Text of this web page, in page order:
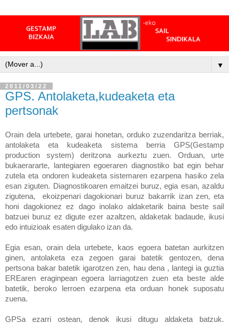
▼
2011/03/22
GPS. Antolaketa,kudeaketa eta
pertsonak
Orain dela urtebete, garai honetan, orduko zuzendaritza berriak,
antolaketa eta kudeaketa sistema berria GPS(Gestamp
production system) deritzona aurkeztu zuen. Orduan, urte
bukaerararte, lantegiaren egoeraren diagnostiko bat egin behar
zutela eta ondoren kudeaketa sistemaren ezarpena hasiko zela
esan ziguten. Diagnostikoaren emaitzei buruz, egia esan, azaldu
zigutena, ekoizpenari dagokionari buruz bakarrik izan zen, eta
honi dagokionez ez dago inolako aldaketarik baina beste sail
batzuei buruz ez digute ezer azaltzen, aldaketak badaude, ikusi
edo intuizioak esaten digulako izan da.
Egia esan, orain dela urtebete, kaos egoera batetan aurkitzen
ginen, antolaketa eza zegoen garai batetik gentozen, dena
pertsona bakar batetik igarotzen zen, hau dena , lantegi ia guztia
EREaren eraginpean egoera larriagotzen zuen eta beste alde
batetik, beroko lerroen ezarpena eta orduan honek suposatu
zuena.
GPSa ezarri ostean, denok ikusi ditugu aldaketa batzuk.